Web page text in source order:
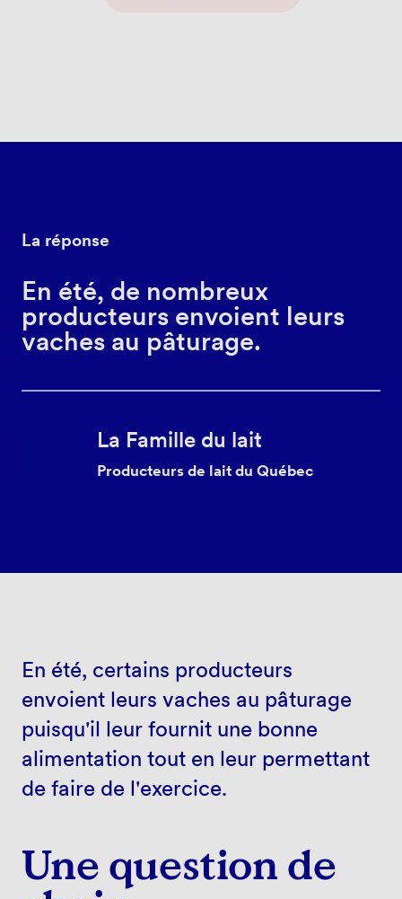
La réponse
En été, de nombreux
producteurs envoient leurs
vaches au pâturage.
La Famille du lait
Producteurs de lait du Québec
En été, certains producteurs
envoient leurs vaches au pâturage
puisqu'il leur fournit une bonne
alimentation tout en leur permettant
de faire de l'exercice.
Une question de